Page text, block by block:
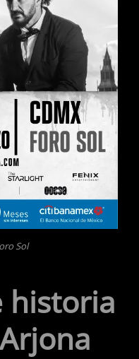
Sol
historia